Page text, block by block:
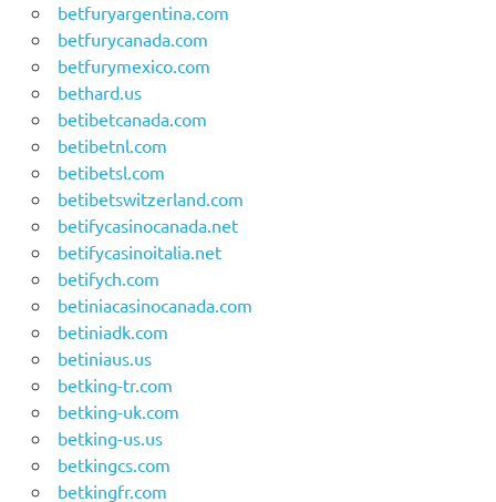
betfuryargentina.com
betfurycanada.com
betfurymexico.com
bethard.us
betibetcanada.com
betibetnl.com
betibetsl.com
betibetswitzerland.com
betifycasinocanada.net
betifycasinoitalia.net
betifych.com
betiniacasinocanada.com
betiniadk.com
betiniaus.us
betking-tr.com
betking-uk.com
betking-us.us
betkingcs.com
betkingfr.com